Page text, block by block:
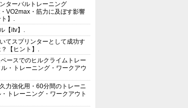
ターバルトレーニング
VO2max・筋力に及ぼす影響
】.
【itv】.
てスプリンターとして成功す
【ヒント】.
ースでのヒルクライムトレー
・トレーニング・ワークアウ
力強化用・60分間のトレーニ
トレーニング・ワークアウト